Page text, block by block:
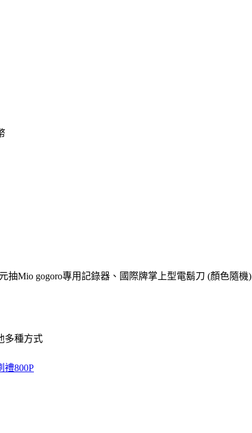
抽Mio gogoro專用記錄器、國際牌掌上型電鬍刀 (顏色隨機)
多種方式
禮800P